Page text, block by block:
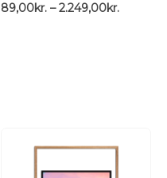
89,00kr. – 2.249,00kr.